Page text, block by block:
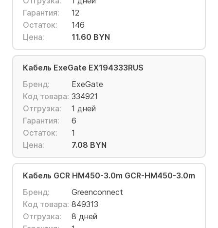
Гарантия:
12
Остаток:
146
Цена:
11.60 BYN
Кабель ExeGate EX194333RUS
Бренд:
ExeGate
Код товара: 334921
Отгрузка:
1 дней
Гарантия:
6
Остаток:
1
Цена:
7.08 BYN
Кабель GCR HM450-3.0m GCR-HM450-3.0m
Бренд:
Greenconnect
Код товара: 849313
Отгрузка:
8 дней